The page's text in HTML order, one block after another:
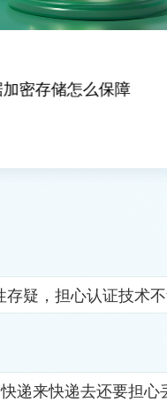
密存储怎么保障
疑，担心认证技
递来快递去还要担